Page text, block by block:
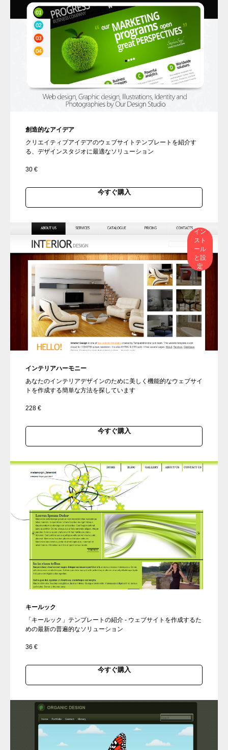
創造的なアイデア
クリエイティブアイデアのウェブサイトテンプレートを紹介す
る、デザインスタジオに最適なソリューション
30 €
今すぐ購入
イン
スト
ール
と設
定
インテリアハーモニー
あなたのインテリアデザインのために美しく機能的なウェブサイ
トを作成する簡単な方法を探しています
228 €
今すぐ購入
キールック
「キールック」テンプレートの紹介 - ウェブサイトを作成するた
めの最新の普遍的なソリューション
36 €
今すぐ購入